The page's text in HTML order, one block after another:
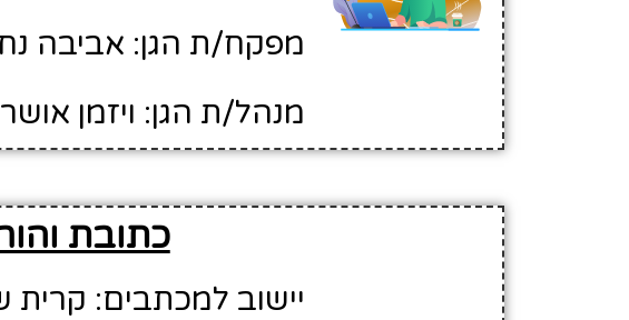
מפקח/ת הגן: אביבה
מנהל/ת הגן: ויזמן
כתובת
יישוב למכתבים: קרית